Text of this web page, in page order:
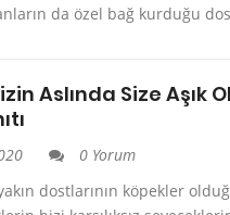
da özel bağ kurduğu
Aslında Size Aşık
0 Yorum
dostlarının köpekler